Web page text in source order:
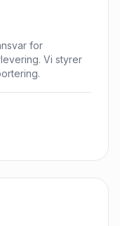
for
Vi styrer